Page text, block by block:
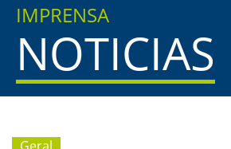
IMPRENSA
NOTICIAS